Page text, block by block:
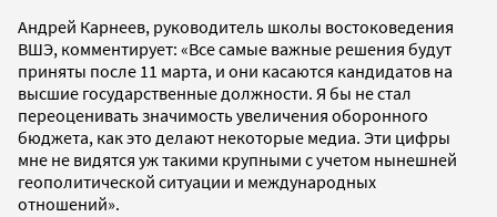
Андрей Карнеев, руководитель школы востоковедения
ВШЭ, комментирует: «Все самые важные решения будут
приняты после 11 марта, и они касаются кандидатов на
высшие государственные должности. Я бы не стал
переоценивать значимость увеличения оборонного
бюджета, как это делают некоторые медиа. Эти цифры
мне не видятся уж такими крупными с учетом нынешней
геополитической ситуации и международных
отношений».